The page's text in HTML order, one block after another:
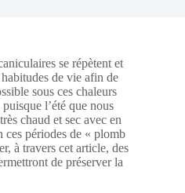
se répètent et
de vie afin de
sous ces chaleurs
l’été que nous
chaud et sec avec en
ces périodes de « plomb
à travers cet article, des
de préserver la